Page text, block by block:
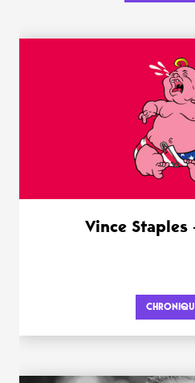
Vince Staples